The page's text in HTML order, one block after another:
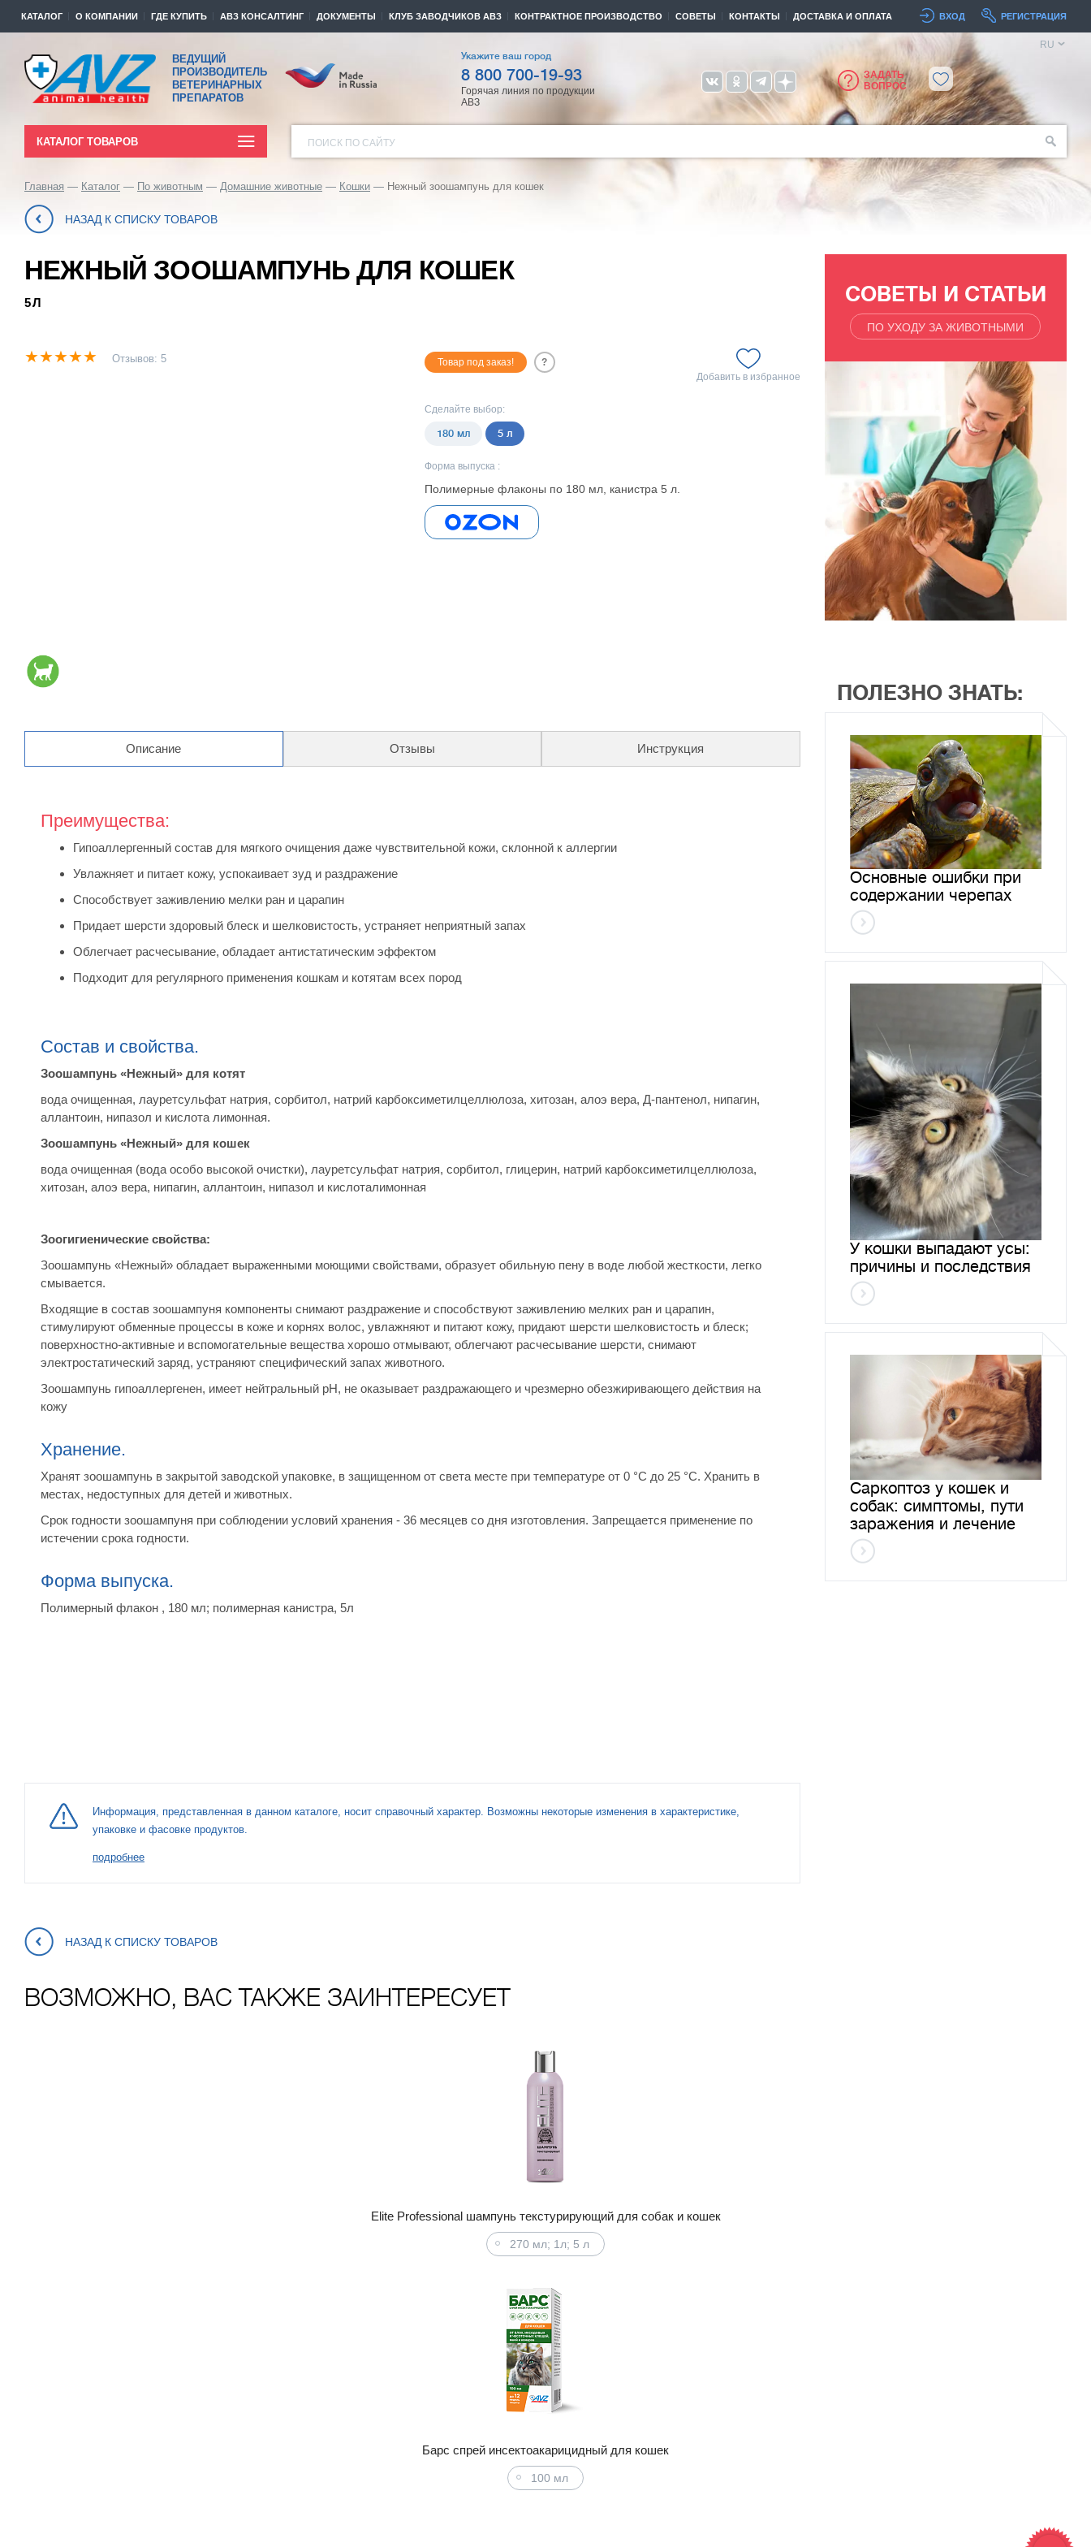
КАТАЛОГ О КОМПАНИИ ГДЕ КУПИТЬ АВЗ КОНСАЛТИНГ ДОКУМЕНТЫ КЛУБ ЗАВОДЧИКОВ АВЗ КОНТРАКТНОЕ ПРОИЗВОДСТВО СОВЕТЫ КОНТАКТЫ ДОСТАВКА И ОПЛАТА ВХОД РЕГИСТРАЦИЯ
ВЕДУЩИЙ
ПРОИЗВОДИТЕЛЬ
ВЕТЕРИНАРНЫХ
ПРЕПАРАТОВ
Укажите ваш город
8 800 700-19-93
Горячая линия по продукции
АВЗ
ЗАДАТЬ
ВОПРОС
RU
КАТАЛОГ ТОВАРОВ ПОИСК ПО САЙТУ
Главная Каталог По животным Домашние животные Кошки Нежный зоошампунь для кошек
НАЗАД К СПИСКУ ТОВАРОВ
НЕЖНЫЙ ЗООШАМПУНЬ ДЛЯ КОШЕК
5 Л
Отзывов: 5 Товар под заказ!
?
Добавить в избранное
Сделайте выбор:
180 мл 5 л
Форма выпуска :
Полимерные флаконы по 180 мл, канистра 5 л.
Описание Отзывы Инструкция
Преимущества:
Гипоаллергенный состав для мягкого очищения даже чувствительной кожи, склонной к аллергии
Увлажняет и питает кожу, успокаивает зуд и раздражение
Способствует заживлению мелки ран и царапин
Придает шерсти здоровый блеск и шелковистость, устраняет неприятный запах
Облегчает расчесывание, обладает антистатическим эффектом
Подходит для регулярного применения кошкам и котятам всех пород
Состав и свойства.
Зоошампунь «Нежный» для котят
вода очищенная, лауретсульфат натрия, сорбитол, натрий карбоксиметилцеллюлоза, хитозан, алоэ вера, Д-пантенол, нипагин,
аллантоин, нипазол и кислота лимонная.
Зоошампунь «Нежный» для кошек
вода очищенная (вода особо высокой очистки), лауретсульфат натрия, сорбитол, глицерин, натрий карбоксиметилцеллюлоза,
хитозан, алоэ вера, нипагин, аллантоин, нипазол и кислоталимонная
Зоогигиенические свойства:
Зоошампунь «Нежный» обладает выраженными моющими свойствами, образует обильную пену в воде любой жесткости, легко
смывается.
Входящие в состав зоошампуня компоненты снимают раздражение и способствуют заживлению мелких ран и царапин,
стимулируют обменные процессы в коже и корнях волос, увлажняют и питают кожу, придают шерсти шелковистость и блеск;
поверхностно-активные и вспомогательные вещества хорошо отмывают, облегчают расчесывание шерсти, снимают
электростатический заряд, устраняют специфический запах животного.
Зоошампунь гипоаллергенен, имеет нейтральный pH, не оказывает раздражающего и чрезмерно обезжиривающего действия на
кожу
Хранение.
Хранят зоошампунь в закрытой заводской упаковке, в защищенном от света месте при температуре от 0 °С до 25 °С. Хранить в
местах, недоступных для детей и животных.
Срок годности зоошампуня при соблюдении условий хранения - 36 месяцев со дня изготовления. Запрещается применение по
истечении срока годности.
Форма выпуска.
Полимерный флакон , 180 мл; полимерная канистра, 5л
Информация, представленная в данном каталоге, носит справочный характер. Возможны некоторые изменения в характеристике,
упаковке и фасовке продуктов.
подробнее
НАЗАД К СПИСКУ ТОВАРОВ
СОВЕТЫ И СТАТЬИ
ПО УХОДУ ЗА ЖИВОТНЫМИ
ПОЛЕЗНО ЗНАТЬ:
Основные ошибки при
содержании черепах
У кошки выпадают усы:
причины и последствия
Саркоптоз у кошек и
собак: симптомы, пути
заражения и лечение
ВОЗМОЖНО, ВАС ТАКЖЕ ЗАИНТЕРЕСУЕТ
Elite Professional шампунь текстурирующий для собак и кошек
270 мл; 1л; 5 л
Барс спрей инсектоакарицидный для кошек
100 мл